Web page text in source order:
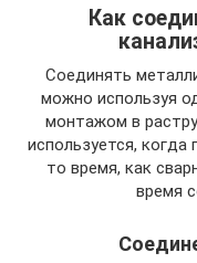
Как
Соединять
можно используя
монтажом в
используется, когда
то время, как
время